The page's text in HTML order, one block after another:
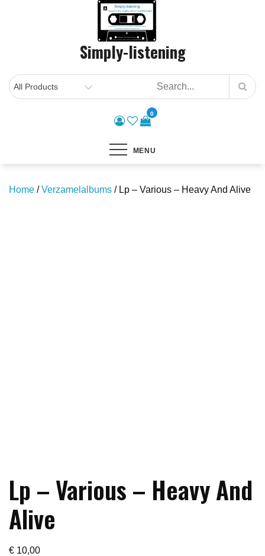
Simply-listening
0
MENU
Home /Verzamelalbums / Lp – Various – Heavy And Alive
Lp – Various – Heavy And
Alive
€ 10,00